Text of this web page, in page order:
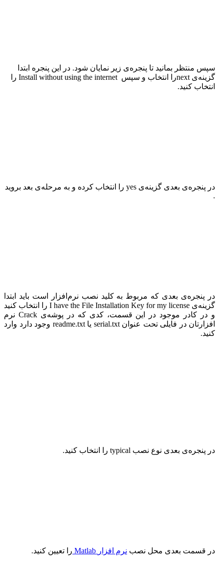
سپس منتظر بمانید تا پنجره‌ی زیر نمایان شود. در این پنجره ابتدا
گزینه‌ی
Install without using the internet را انتخاب و سپسnext
را
انتخاب کنید.
در پنجره‌ی بعدی گزینه‌ی yes را انتخاب کرده و به مرحله‌ی بعد بروید
.
در پنجره‌ی بعدی که مربوط به کلید نصب نرم‌افزار است باید ابتدا
گزینه‌ی I have the File Installation Key for my license را انتخاب کنید
و در کادر موجود در این قسمت، کدی که در پوشه‌یCrack نرم
افزارتان در فایلی تحت عنوانserial.txt یاreadme.txt وجود دارد وارد
کنید.
در پنجره‌ی بعدی نوع نصب typical را انتخاب کنید.
در قسمت بعدی محل نصب نرم‌ افزار Matlab را تعیین کنید.